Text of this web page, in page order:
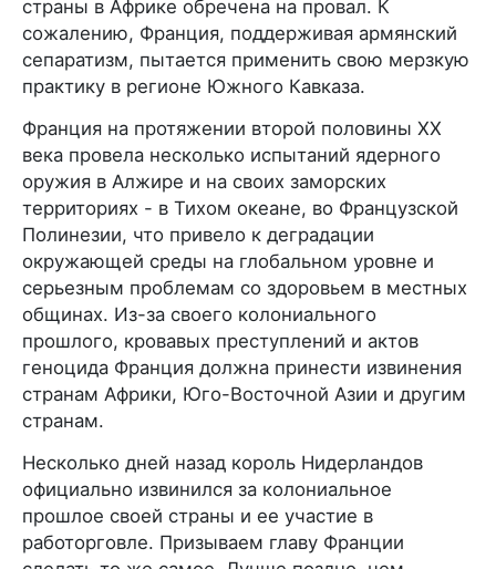
страны в Африке обречена на провал. К
сожалению, Франция, поддерживая армянский
сепаратизм, пытается применить свою мерзкую
практику в регионе Южного Кавказа.
Франция на протяжении второй половины XX
века провела несколько испытаний ядерного
оружия в Алжире и на своих заморских
территориях - в Тихом океане, во Французской
Полинезии, что привело к деградации
окружающей среды на глобальном уровне и
серьезным проблемам со здоровьем в местных
общинах. Из-за своего колониального
прошлого, кровавых преступлений и актов
геноцида Франция должна принести извинения
странам Африки, Юго-Восточной Азии и другим
странам.
Несколько дней назад король Нидерландов
официально извинился за колониальное
прошлое своей страны и ее участие в
работорговле. Призываем главу Франции